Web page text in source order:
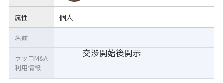
属性 個人
交渉開始後開示
名前
ラッコM&A
利用情報